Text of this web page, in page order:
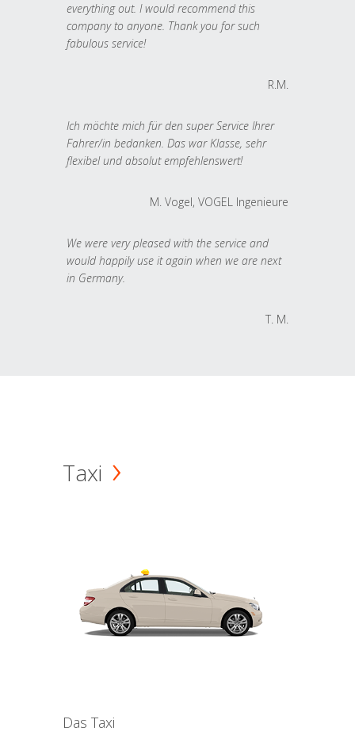
everything out. I would recommend this
company to anyone. Thank you for such
fabulous service!
R.M.
Ich möchte mich für den super Service Ihrer
Fahrer/in bedanken. Das war Klasse, sehr
flexibel und absolut empfehlenswert!
M. Vogel, VOGEL Ingenieure
We were very pleased with the service and
would happily use it again when we are next
in Germany.
T. M.
Taxi
Das Taxi